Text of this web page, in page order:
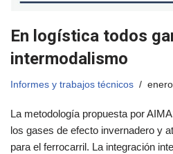
En logística todos
intermodalismo
Informes y trabajos técnicos
La metodología propuesta por
los gases de efecto invernadero y
para el ferrocarril. La integración